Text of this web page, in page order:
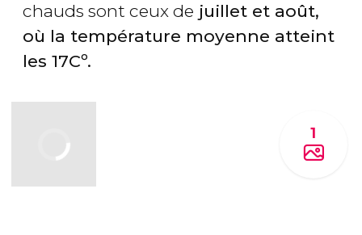
chauds sont ceux de juillet et août,
où la température moyenne atteint
les 17Cº.
1